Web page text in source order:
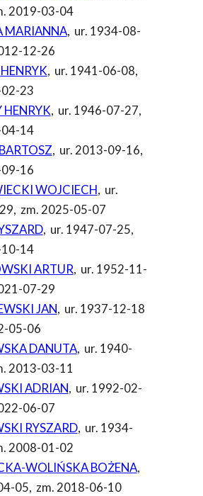
2019-03-04
MARIANNA, ur. 1934-08-
12-26
, ur. 1941-06-08,
23
HENRYK, ur. 1946-07-27,
14
, ur. 2013-09-16,
16
WOJCIECH, ur.
, zm. 2025-05-07
, ur. 1947-07-25,
14
ARTUR, ur. 1952-11-
07-29
JAN, ur. 1937-12-18
05-06
DANUTA, ur. 1940-
2013-03-11
ADRIAN, ur. 1992-02-
06-07
RYSZARD, ur. 1934-
2008-01-02
WOLIŃSKA BOŻENA,
05, zm. 2018-06-10